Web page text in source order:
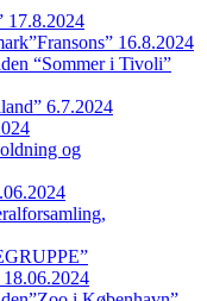
17.8.2024
16.8.2024
“Sommer i Tivoli”
6.7.2024
og